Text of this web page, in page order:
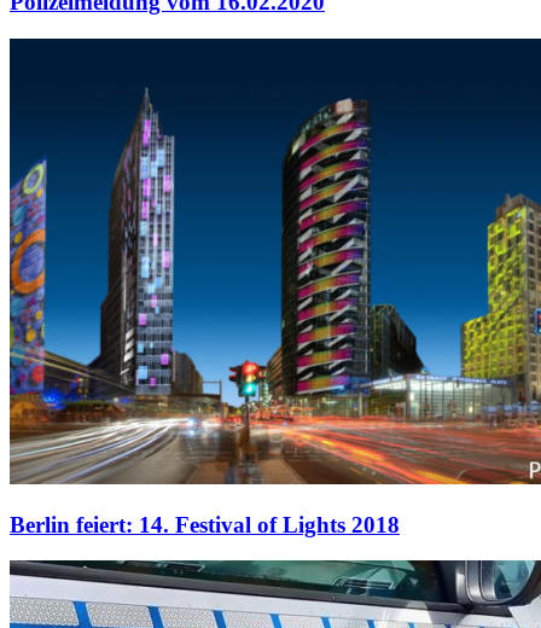
Berlin feiert: 14. Festival of Lights 2018